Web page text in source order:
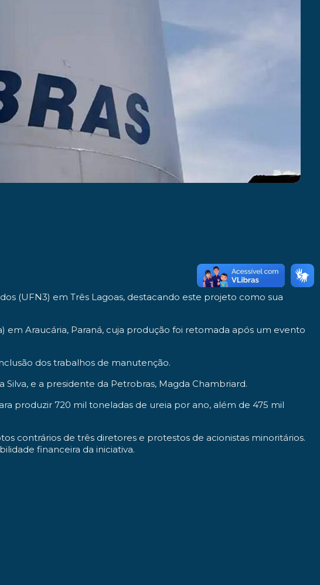
(UFN3) em Três Lagoas, destacando este projeto como sua
em Araucária, Paraná, cuja produção foi retomada após um evento
dos trabalhos de manutenção.
e a presidente da Petrobras, Magda Chambriard.
produzir 720 mil toneladas de ureia por ano, além de 475 mil
contrários de três diretores e protestos de acionistas minoritários.
financeira da iniciativa.